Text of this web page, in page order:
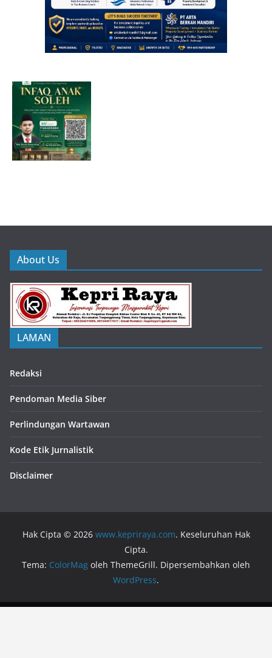
About Us
LAMAN
Redaksi
Pendoman Media Siber
Perlindungan Wartawan
Kode Etik Jurnalistik
Disclaimer
Hak Cipta © 2026 www.kepriraya.com. Keseluruhan Hak
Cipta.
Tema: ColorMag oleh ThemeGrill. Dipersembahkan oleh
WordPress.